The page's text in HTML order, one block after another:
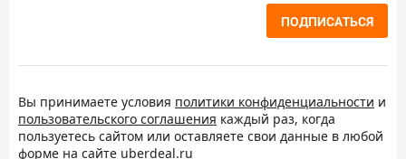
ПОДПИСАТЬСЯ
Вы принимаете условия политики конфиденциальности и
пользовательского соглашения каждый раз, когда
пользуетесь сайтом или оставляете свои данные в любой
форме на сайте uberdeal.ru